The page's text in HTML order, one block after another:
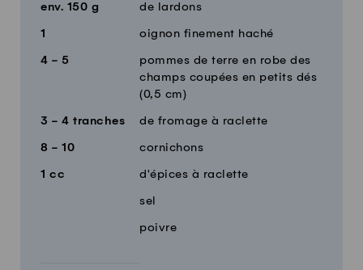
env. 150 g de lardons
1 oignon finement haché
4 - 5
pommes de terre en robe des
champs coupées en petits dés
(0,5 cm)
3 - 4 tranches de fromage à raclette
8 - 10 cornichons
1 cc d'épices à raclette
sel
poivre